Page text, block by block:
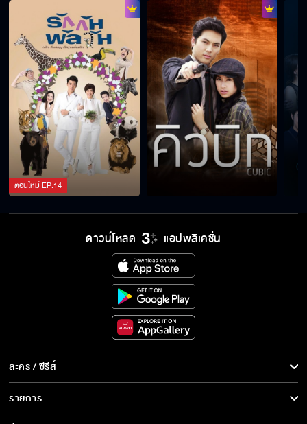
ตอนใหม่EP.14
ดาวน์โหลด แอปพลิเคชั่น
ละคร / ซีรีส์
ละคร/ซีรีส์
ซีรีส์นานาชาติ
รายการ
รายการทั้งหมด